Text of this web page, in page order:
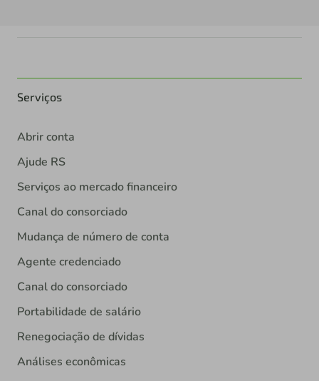
Serviços
Abrir conta
Ajude RS
Serviços ao mercado financeiro
Canal do consorciado
Mudança de número de conta
Agente credenciado
Canal do consorciado
Portabilidade de salário
Renegociação de dívidas
Análises econômicas